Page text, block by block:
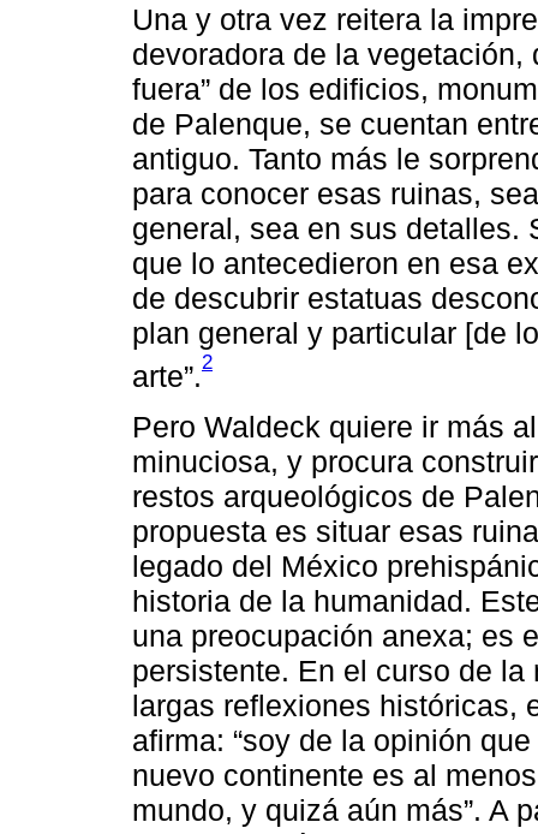
Una y otra vez reitera la
devoradora de la
fuera” de los edificios,
de Palenque, se cuentan
antiguo. Tanto más le
para conocer esas ruinas,
general, sea en sus detalles.
que lo antecedieron en esa
de descubrir estatuas
plan general y particular [de
arte”.2
Pero Waldeck quiere ir más
minuciosa, y procura
restos arqueológicos de
propuesta es situar esas
legado del México
historia de la humanidad.
una preocupación anexa; es
persistente. En el curso de
largas reflexiones históricas,
afirma: “soy de la opinión
nuevo continente es al
mundo, y quizá aún más”. A